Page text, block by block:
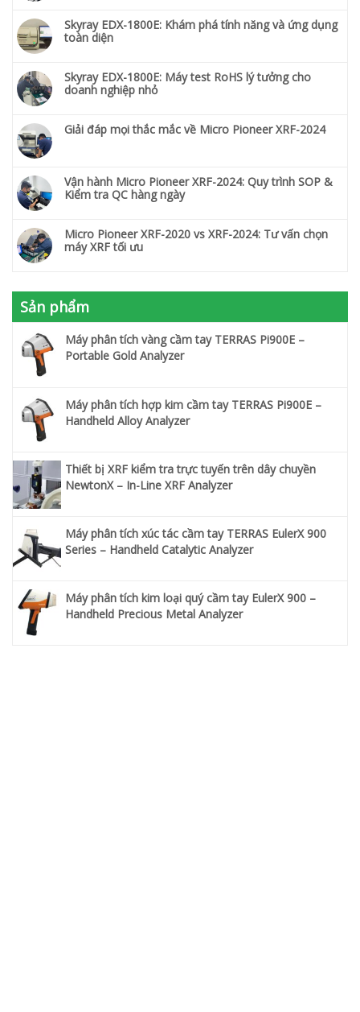
Skyray EDX-1800E: Khám phá tính năng và ứng dụng
toàn diện
Skyray EDX-1800E: Máy test RoHS lý tưởng cho
doanh nghiệp nhỏ
Giải đáp mọi thắc mắc về Micro Pioneer XRF-2024
Vận hành Micro Pioneer XRF-2024: Quy trình SOP &
Kiểm tra QC hàng ngày
Micro Pioneer XRF-2020 vs XRF-2024: Tư vấn chọn
máy XRF tối ưu
Sản phẩm
Máy phân tích vàng cầm tay TERRAS Pi900E –
Portable Gold Analyzer
Máy phân tích hợp kim cầm tay TERRAS Pi900E –
Handheld Alloy Analyzer
Thiết bị XRF kiểm tra trực tuyến trên dây chuyền
NewtonX – In-Line XRF Analyzer
Máy phân tích xúc tác cầm tay TERRAS EulerX 900
Series – Handheld Catalytic Analyzer
Máy phân tích kim loại quý cầm tay EulerX 900 –
Handheld Precious Metal Analyzer